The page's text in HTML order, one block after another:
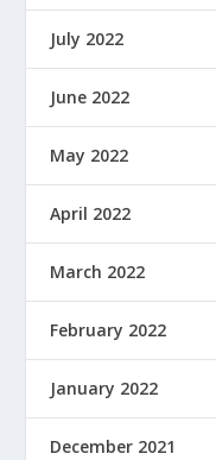
July 2022
June 2022
May 2022
April 2022
March 2022
February 2022
January 2022
December 2021